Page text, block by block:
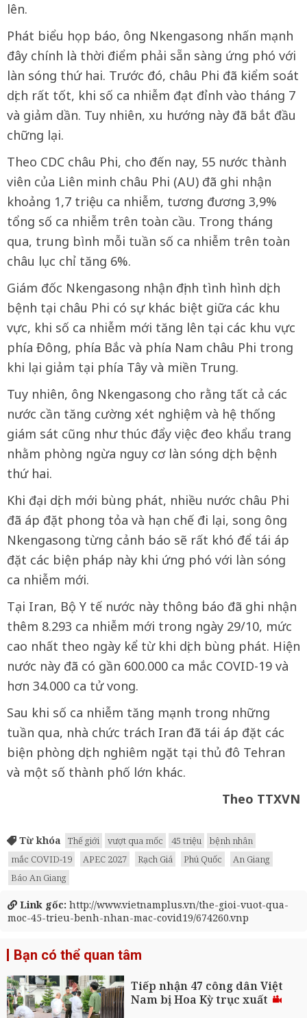
lên.
Phát biểu họp báo, ông Nkengasong nhấn mạnh
đây chính là thời điểm phải sẵn sàng ứng phó với
làn sóng thứ hai. Trước đó, châu Phi đã kiểm soát
dịch rất tốt, khi số ca nhiễm đạt đỉnh vào tháng 7
và giảm dần. Tuy nhiên, xu hướng này đã bắt đầu
chững lại.
Theo CDC châu Phi, cho đến nay, 55 nước thành
viên của Liên minh châu Phi (AU) đã ghi nhận
khoảng 1,7 triệu ca nhiễm, tương đương 3,9%
tổng số ca nhiễm trên toàn cầu. Trong tháng
qua, trung bình mỗi tuần số ca nhiễm trên toàn
châu lục chỉ tăng 6%.
Giám đốc Nkengasong nhận định tình hình dịch
bệnh tại châu Phi có sự khác biệt giữa các khu
vực, khi số ca nhiễm mới tăng lên tại các khu vực
phía Đông, phía Bắc và phía Nam châu Phi trong
khi lại giảm tại phía Tây và miền Trung.
Tuy nhiên, ông Nkengasong cho rằng tất cả các
nước cần tăng cường xét nghiệm và hệ thống
giám sát cũng như thúc đẩy việc đeo khẩu trang
nhằm phòng ngừa nguy cơ làn sóng dịch bệnh
thứ hai.
Khi đại dịch mới bùng phát, nhiều nước châu Phi
đã áp đặt phong tỏa và hạn chế đi lại, song ông
Nkengasong từng cảnh báo sẽ rất khó để tái áp
đặt các biện pháp này khi ứng phó với làn sóng
ca nhiễm mới.
Tại Iran, Bộ Y tế nước này thông báo đã ghi nhận
thêm 8.293 ca nhiễm mới trong ngày 29/10, mức
cao nhất theo ngày kể từ khi dịch bùng phát. Hiện
nước này đã có gần 600.000 ca mắc COVID-19 và
hơn 34.000 ca tử vong.
Sau khi số ca nhiễm tăng mạnh trong những
tuần qua, nhà chức trách Iran đã tái áp đặt các
biện phòng dịch nghiêm ngặt tại thủ đô Tehran
và một số thành phố lớn khác.
Theo TTXVN
Từ khóa Thế giới vượt qua mốc 45 triệu
bệnh nhân
mắc COVID-19
APEC 2027 Rạch Giá Phú Quốc
An Giang
Báo An Giang
Link gốc: http://www.vietnamplus.vn/the-gioi-vuot-qua-
moc-45-trieu-benh-nhan-mac-covid19/674260.vnp
Bạn có thể quan tâm
Tiếp nhận 47 công dân Việt
Nam bị Hoa Kỳ trục xuất